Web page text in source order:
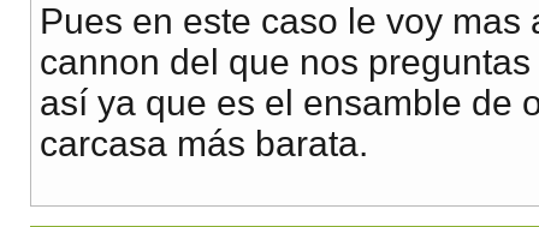
Pues en este caso le voy
cannon del que nos
así ya que es el ensamble de
carcasa más barata.